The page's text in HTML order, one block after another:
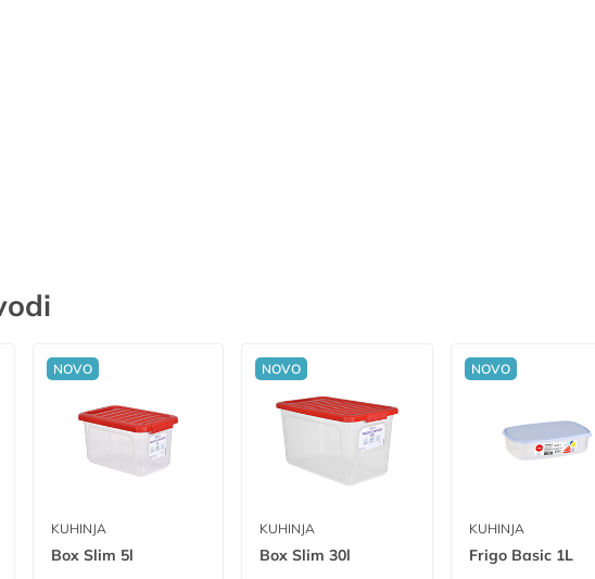
NOVO
KUHINJA
Box Slim 5l
NOVO
KUHINJA
Box Slim 30l
NOVO
KUHINJA
Frigo Basic 1L